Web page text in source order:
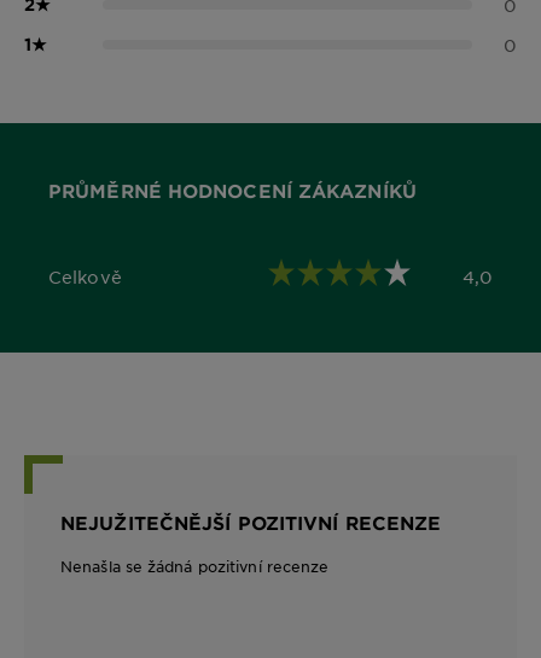
2★ 0
1★ 0
PRŮMĚRNÉ HODNOCENÍ ZÁKAZNÍKŮ
Celkově
4,0 out of 5 stars 4,0
NEJUŽITEČNĚJŠÍ POZITIVNÍ RECENZE
Nenašla se žádná pozitivní recenze